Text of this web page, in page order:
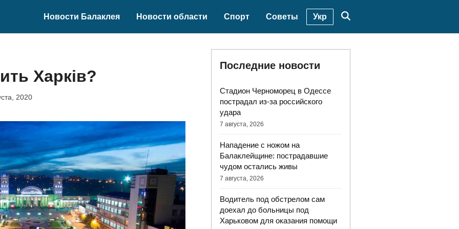
Новости Балаклея Новости области Спорт Советы Укр
Харків?
2020
Последние новости
Стадион Черноморец в Одессе
пострадал из-за российского
удара
7 августа, 2026
Нападение с ножом на
Балаклейщине: пострадавшие
чудом остались живы
7 августа, 2026
Водитель под обстрелом сам
доехал до больницы под
Харьковом для оказания помощи